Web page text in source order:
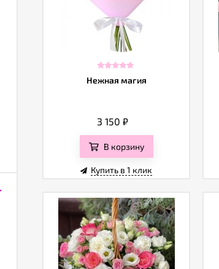
Нежная магия
3 150 ₽
В корзину
Купить в 1 клик